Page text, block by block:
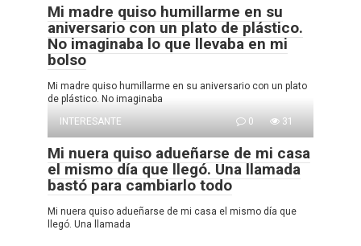
Mi madre quiso humillarme en su
aniversario con un plato de plástico.
No imaginaba lo que llevaba en mi
bolso
Mi madre quiso humillarme en su aniversario con un plato
de plástico. No imaginaba
INTERESANTE
0 31
Mi nuera quiso adueñarse de mi casa
el mismo día que llegó. Una llamada
bastó para cambiarlo todo
Mi nuera quiso adueñarse de mi casa el mismo día que
llegó. Una llamada